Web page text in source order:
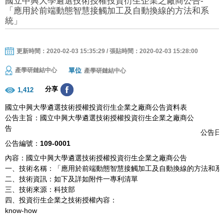
「應用於前端動態智慧接觸加工及自動換線的方法和系
統」
更新時間：2020-02-03 15:35:29 / 張貼時間：2020-02-03 15:28:00
產學研鏈結中心 單位 產學研鏈結中心
1,412 分享
國立中興大學遴選技術授權投資衍生企業之廠商公告資料表
公告主旨：國立中興大學遴選技術授權投資衍生企業之廠商公
告
公告日
公告編號： 109-0001
內容：國立中興大學遴選技術授權投資衍生企業之廠商公告
一、技術名稱：「應用於前端動態智慧接觸加工及自動換線的方法和系
二、技術資訊：如下及詳如附件一專利清單
三、技術來源：科技部
四、投資衍生企業之技術授權內容：
know-how